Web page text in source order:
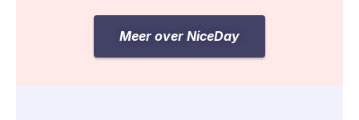
Meer over NiceDay